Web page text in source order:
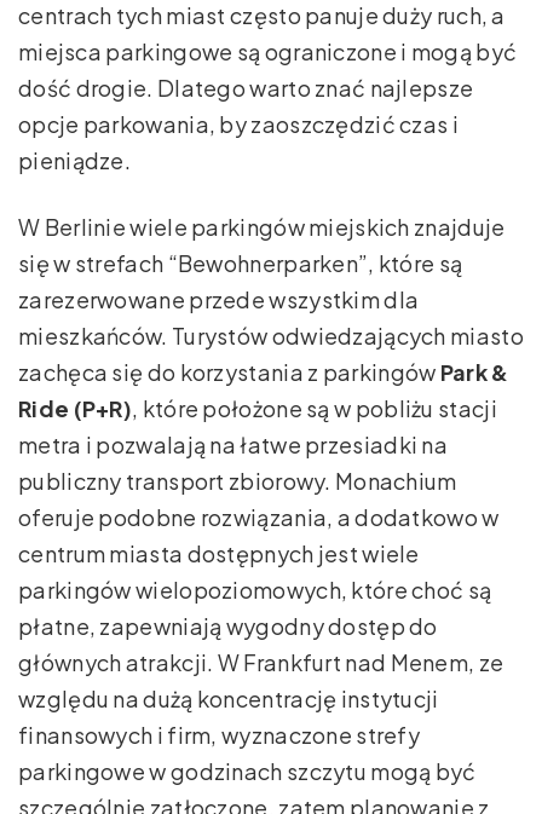
centrach tych miast często panuje duży ruch, a
miejsca parkingowe są ograniczone i mogą być
dość drogie. Dlatego warto znać najlepsze
opcje parkowania, by zaoszczędzić czas i
pieniądze.
W Berlinie wiele parkingów miejskich znajduje
się w strefach “Bewohnerparken”, które są
zarezerwowane przede wszystkim dla
mieszkańców. Turystów odwiedzających miasto
zachęca się do korzystania z parkingów Park &
Ride (P+R), które położone są w pobliżu stacji
metra i pozwalają na łatwe przesiadki na
publiczny transport zbiorowy. Monachium
oferuje podobne rozwiązania, a dodatkowo w
centrum miasta dostępnych jest wiele
parkingów wielopoziomowych, które choć są
płatne, zapewniają wygodny dostęp do
głównych atrakcji. W Frankfurt nad Menem, ze
względu na dużą koncentrację instytucji
finansowych i firm, wyznaczone strefy
parkingowe w godzinach szczytu mogą być
szczególnie zatłoczone, zatem planowanie z